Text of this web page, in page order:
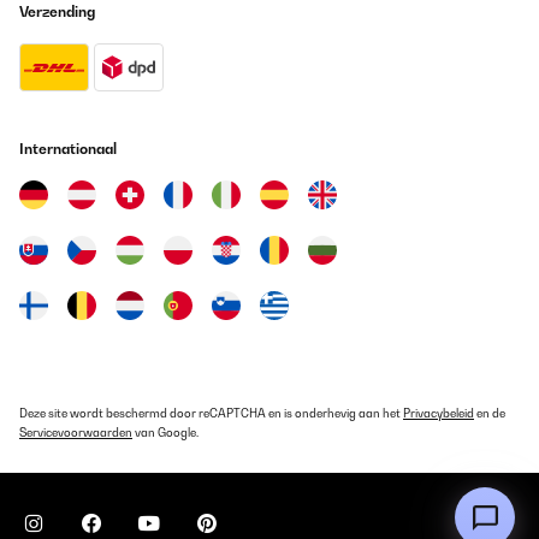
Vertaal
Der Bilderrahmen entspricht voll meinen Erwartungen. Artikel ist
so wie beschrieben. Qualität und Preis-Leistngsverhältnis top.
Amazon-Benutzer
Vertaal
Sehr schön Der Bilderrahmen entspricht voll meinen
Leistngsverhältnis top. Sehr empfehlenswert.
Amazon-Benutzer
Verzending
Internationaal
Deze site wordt beschermd door reCAPTCHA en is onderhevig aan het Privacybeleid en de
Servicevoorwaarden van Google.